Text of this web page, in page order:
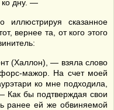
ко дну. —
сказанное
вернее та, от кого этого
(Халлон), — взяла слово
мажор. На счет моей
ко мне подходила,
Как бы подтверждая свои
ранее ей же обвиняемой